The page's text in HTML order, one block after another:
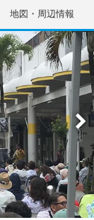
地図・周辺情報